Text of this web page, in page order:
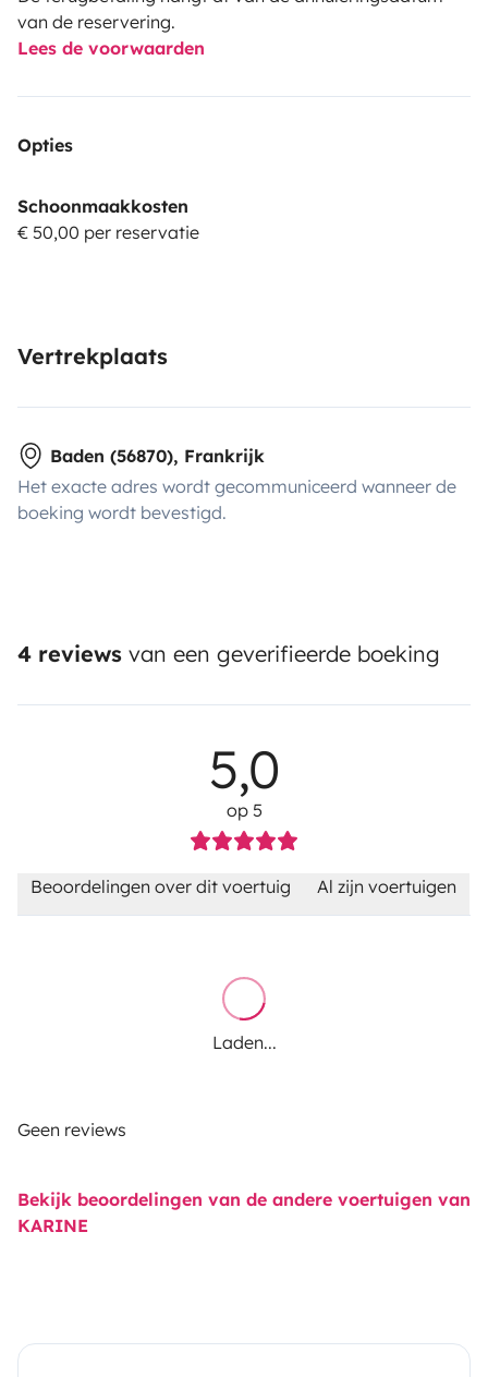
van de reservering.
Lees de voorwaarden
Opties
Schoonmaakkosten
€ 50,00 per reservatie
Vertrekplaats
Baden (56870), Frankrijk
Het exacte adres wordt gecommuniceerd wanneer de
boeking wordt bevestigd.
4 reviews van een geverifieerde boeking
5,0
op 5
Beoordelingen over dit voertuig Al zijn voertuigen
Laden...
Geen reviews
Bekijk beoordelingen van de andere voertuigen van
KARINE